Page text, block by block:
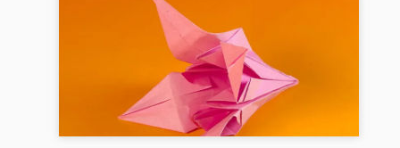
Folde origami lilje: smuk papirblomst
til børn og begyndere med vejledning
Fold en origami lilje af papir – perfekt som
dekoration, gave eller hobbyidé til børn,
begyndere og alle hobbyentusiaster....